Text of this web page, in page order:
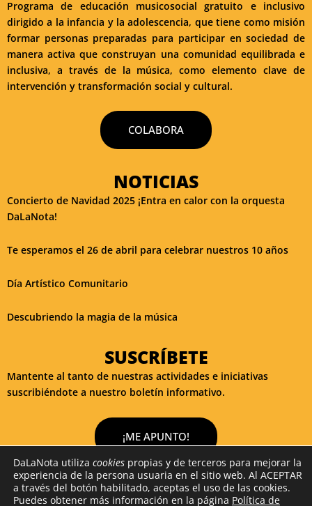
Programa de educación musicosocial gratuito e inclusivo
dirigido a la infancia y la adolescencia, que tiene como misión
formar personas preparadas para participar en sociedad de
manera activa que construyan una comunidad equilibrada e
inclusiva, a través de la música, como elemento clave de
intervención y transformación social y cultural.
COLABORA
NOTICIAS
Concierto de Navidad 2025 ¡Entra en calor con la orquesta
DaLaNota!
Te esperamos el 26 de abril para celebrar nuestros 10 años
Día Artístico Comunitario
Descubriendo la magia de la música
SUSCRÍBETE
Mantente al tanto de nuestras actividades e iniciativas
suscribiéndote a nuestro boletín informativo.
¡ME APUNTO!
2026 DaLaNota. Diseño y desarrollo por Colorvivo Internet SL
DaLaNota utiliza cookies propias y de terceros para mejorar la
experiencia de la persona usuaria en el sitio web. Al ACEPTAR
a través del botón habilitado, aceptas el uso de las cookies.
Puedes obtener más información en la página Política de